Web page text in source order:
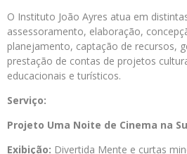
O Instituto João Ayres atua em
assessoramento, elaboração,
planejamento, captação de recursos,
prestação de contas de projetos
educacionais e turísticos.
Serviço:
Projeto Uma Noite de Cinema na
Exibição: Divertida Mente e curtas